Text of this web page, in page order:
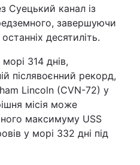
Суецький канал із
завершуючи
десятиліть.
314 днів,
післявоєнний рекорд,
Lincoln (CVN-72) у
місія може
максимуму USS
у морі 332 дні під